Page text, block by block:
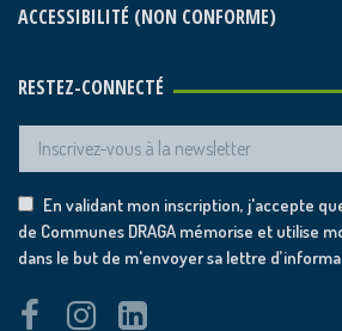
ACCESSIBILITÉ (NON CONFORME)
RESTEZ-CONNECTÉ
En validant mon inscription, j'accepte
de Communes DRAGA mémorise et utilise
dans le but de m'envoyer sa lettre